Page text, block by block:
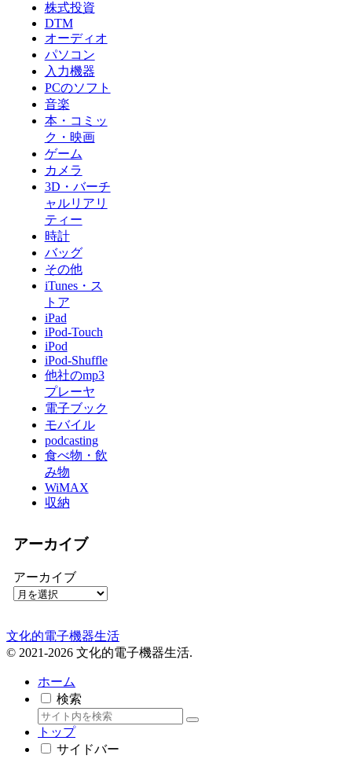
株式投資
DTM
オーディオ
パソコン
入力機器
PCのソフト
音楽
本・コミッ
ク・映画
ゲーム
カメラ
3D・バーチ
ャルリアリ
ティー
時計
バッグ
その他
iTunes・ス
トア
iPad
iPod-Touch
iPod
iPod-Shuffle
他社のmp3
プレーヤ
電子ブック
モバイル
podcasting
食べ物・飲
み物
WiMAX
収納
アーカイブ
アーカイブ
文化的電子機器生活
© 2021-2026 文化的電子機器生活.
ホーム
検索
トップ
サイドバー